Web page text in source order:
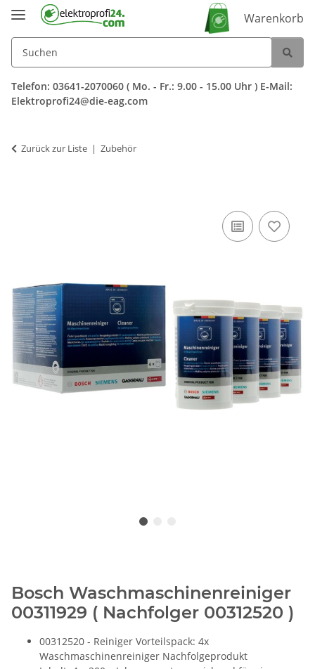
Warenkorb
Telefon: 03641-2070060 ( Mo. - Fr.: 9.00 - 15.00 Uhr ) E-Mail:
Elektroprofi24@die-eag.com
Zurück zur Liste Zubehör
Bosch Waschmaschinenreiniger
00311929 ( Nachfolger 00312520 )
00312520 - Reiniger Vorteilspack: 4x
Waschmaschinenreiniger Nachfolgeprodukt